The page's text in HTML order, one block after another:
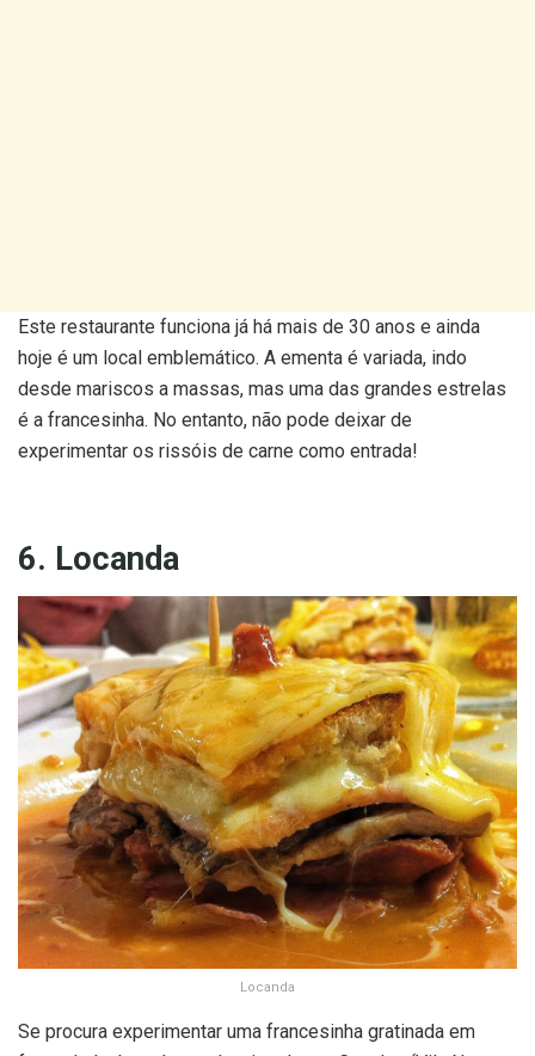
Este restaurante funciona já há mais de 30 anos e ainda
hoje é um local emblemático. A ementa é variada, indo
desde mariscos a massas, mas uma das grandes estrelas
é a francesinha. No entanto, não pode deixar de
experimentar os rissóis de carne como entrada!
6. Locanda
Locanda
Se procura experimentar uma francesinha gratinada em